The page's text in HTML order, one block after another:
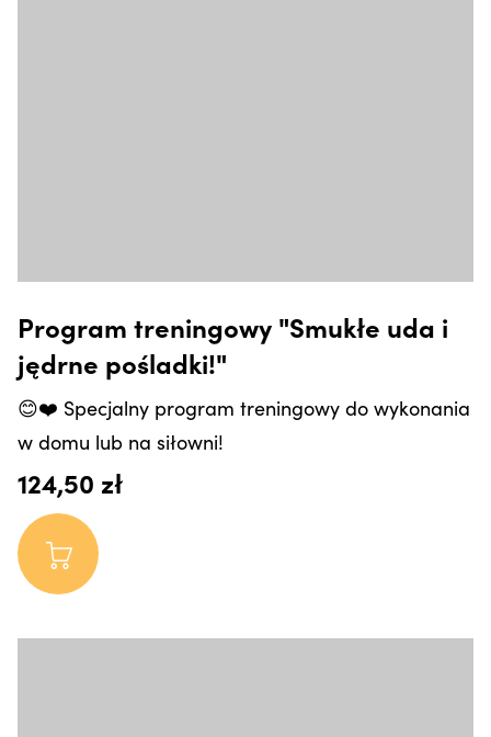
Program treningowy "Smukłe uda i
jędrne pośladki!"
😊❤️ Specjalny program treningowy do wykonania
w domu lub na siłowni!
124,50 zł